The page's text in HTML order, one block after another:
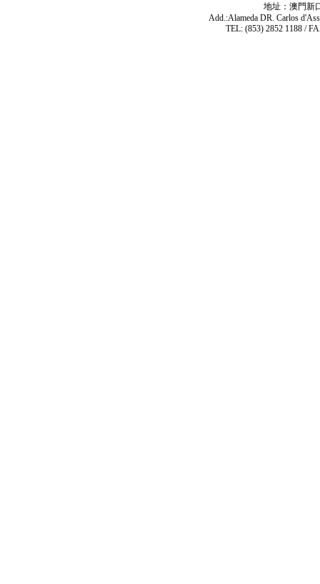
地址：澳門新
Add.:Alameda DR. Carlos
TEL: (853) 2852 1188 /